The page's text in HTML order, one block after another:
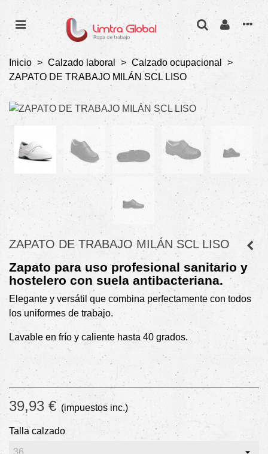
Inicio > Calzado laboral > Calzado ocupacional
>
ZAPATO DE TRABAJO MILÁN SCL LISO
ZAPATO DE TRABAJO MILÁN SCL LISO
Zapato para uso profesional sanitario y
hostelero con suela antibacteriana.
Elegante y versátil que combina perfectamente con todos
los uniformes de trabajo.
Lavable en frío y caliente hasta 40 grados.
39,93 € (impuestos inc.)
Talla calzado